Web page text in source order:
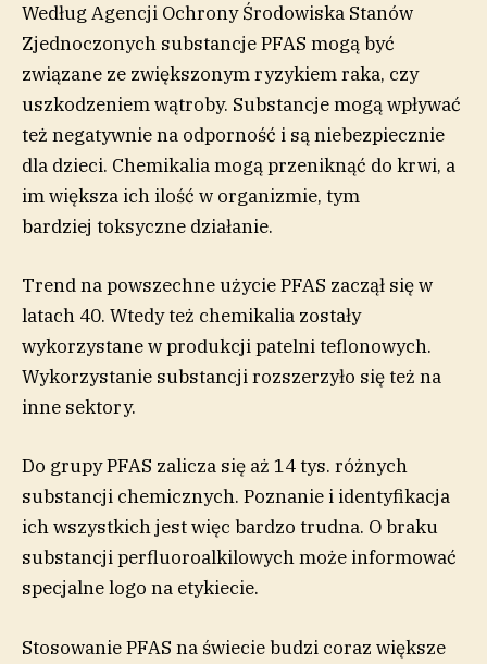
Według Agencji Ochrony Środowiska Stanów
Zjednoczonych substancje PFAS mogą być
związane ze zwiększonym ryzykiem raka, czy
uszkodzeniem wątroby. Substancje mogą wpływać
też negatywnie na odporność i są niebezpiecznie
dla dzieci. Chemikalia mogą przeniknąć do krwi, a
im większa ich ilość w organizmie, tym
bardziej toksyczne działanie.
Trend na powszechne użycie PFAS zaczął się w
latach 40. Wtedy też chemikalia zostały
wykorzystane w produkcji patelni teflonowych.
Wykorzystanie substancji rozszerzyło się też na
inne sektory.
Do grupy PFAS zalicza się aż 14 tys. różnych
substancji chemicznych. Poznanie i identyfikacja
ich wszystkich jest więc bardzo trudna. O braku
substancji perfluoroalkilowych może informować
specjalne logo na etykiecie.
Stosowanie PFAS na świecie budzi coraz większe